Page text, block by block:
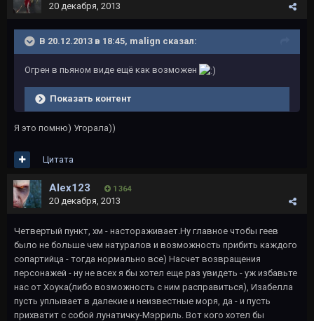
20 декабря, 2013
В 20.12.2013 в 18:45, malign сказал:
Огрен в пьяном виде ещё как возможен
Показать контент
Я это помню) Угорала))
Цитата
Alex123 1 364
20 декабря, 2013
Четвертый пункт, хм - настораживает.Ну главное чтобы геев
было не больше чем натуралов и возможность прибить каждого
сопартийца - тогда нормально все) Насчет возвращения
персонажей - ну не всех я бы хотел еще раз увидеть - уж избавьте
нас от Хоука(либо возможность с ним расправиться), Изабелла
пусть уплывает в далекие и неизвестные моря, да - и пусть
прихватит с собой лунатичку-Мэрриль. Вот кого хотел бы